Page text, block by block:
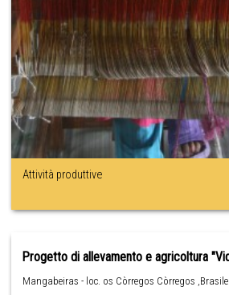
Attività produttive
Progetto di allevamento e agricoltura
Mangabeiras - loc. os Còrregos Còrregos ,Brasile